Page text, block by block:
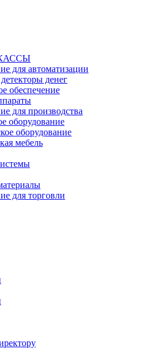
для автоматизации
денег
обеспечение
для производства
оборудование
оборудование
мебель
для торговли